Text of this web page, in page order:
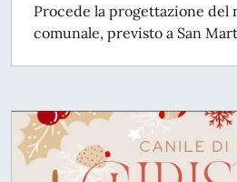
Procede la progettazione del
comunale, previsto a San